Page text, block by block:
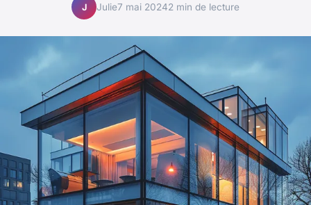
J Julie7 mai 20242 min de lecture